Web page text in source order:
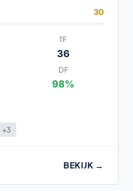
30
TF
36
DF
98%
+3
BEKIJK →